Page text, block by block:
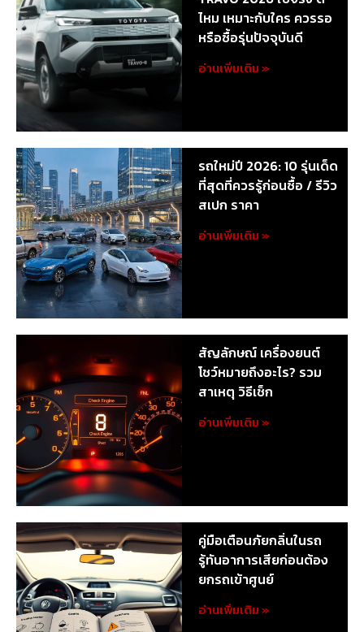
ไหม เหมาะกับใคร ควรรอ
หรือซื้อรุ่นปัจจุบันดี
อ่านเพิ่มเติม »
รถใหม่ปี 2026: 10 รุ่นเด็ด
ที่สุดที่ควรรู้ก่อนซื้อ / รีวิว
สเปก ราคา
อ่านเพิ่มเติม »
สัญลักษณ์ เครื่องยนต์
โชว์หมายถึงอะไร? รวม
สาเหตุ วิธีเช็ก
อ่านเพิ่มเติม »
คู่มือเตือนภัยกลิ่นในรถ
รู้ทันอาการเสียก่อนต้อง
ยกรถเข้าศูนย์
อ่านเพิ่มเติม »